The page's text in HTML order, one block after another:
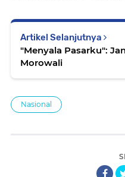
Artikel Selanjutnya
"Menyala Pasarku":
Morowali
Nasional